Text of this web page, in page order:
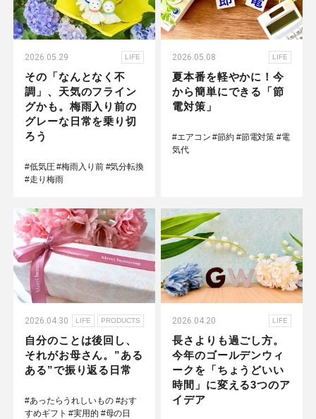
2026.05.29 LIFE
その「なんとなく不
調」、天気のフライン
グかも。梅雨入り前の
グレーな日常を乗り切
ろう
#低気圧 #梅雨入り前 #気分転換
#走り梅雨
2026.05.08 LIFE
夏本番を軽やかに！今
から簡単にできる「節
電対策」
#エアコン #節約 #節電対策 #電
気代
2026.04.30 LIFE PRODUCTS
自分のことは後回し、
それがお母さん。”ある
ある”で振り返る日常
#あったらうれしいもの #おす
すめギフト #実用的 #母の日
2026.04.20 LIFE
長さよりも過ごし方。
今年のゴールデンウィ
ークを「ちょうどいい
時間」に変える3つのア
イデア